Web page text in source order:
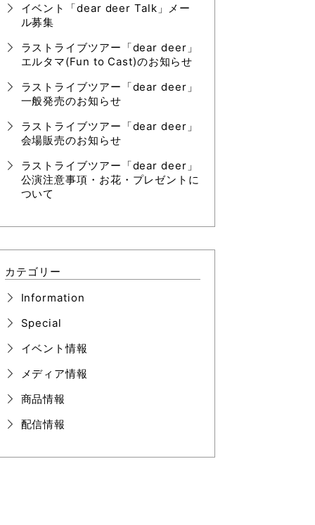
イベント「dear deer Talk」メー
ル募集
ラストライブツアー「dear deer」
エルタマ(Fun to Cast)のお知らせ
ラストライブツアー「dear deer」
一般発売のお知らせ
ラストライブツアー「dear deer」
会場販売のお知らせ
ラストライブツアー「dear deer」
公演注意事項・お花・プレゼントに
ついて
カテゴリー
Information
Special
イベント情報
メディア情報
商品情報
配信情報